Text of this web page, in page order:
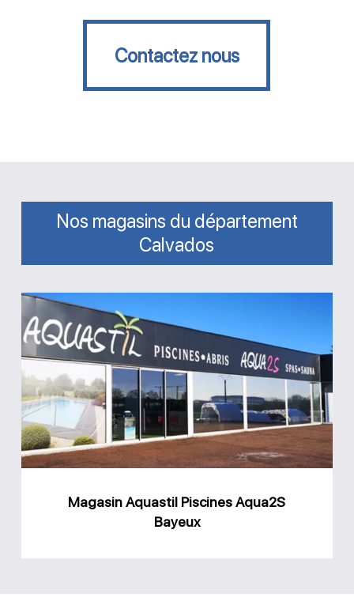
Contactez nous
Contactez nous
Nos magasins du département
Calvados
Aquastil
Piscines
Aqua2S
Bayeux
Magasin Aquastil Piscines Aqua2S
Bayeux